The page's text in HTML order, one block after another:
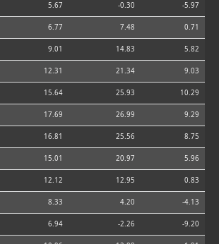
5.67 -0.30 -5.97
6.77 7.48 0.71
9.01 14.83 5.82
12.31 21.34 9.03
15.64 25.93 10.29
17.69 26.99 9.29
16.81 25.56 8.75
15.01 20.97 5.96
12.12 12.95 0.83
8.33 4.20 -4.13
6.94 -2.26 -9.20